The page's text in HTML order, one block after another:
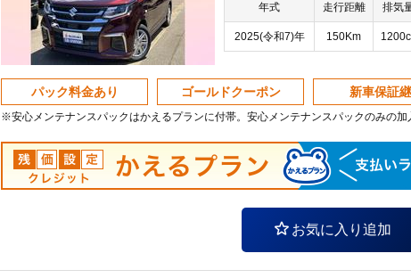
年式 走行距離 排気
2025(令和7)年 150Km
パック料金あり ゴールドクーポン 新車保証
※安心メンテナンスパックはかえるプランに付帯。安心メンテナンスパックのみの加
お気に入り追加